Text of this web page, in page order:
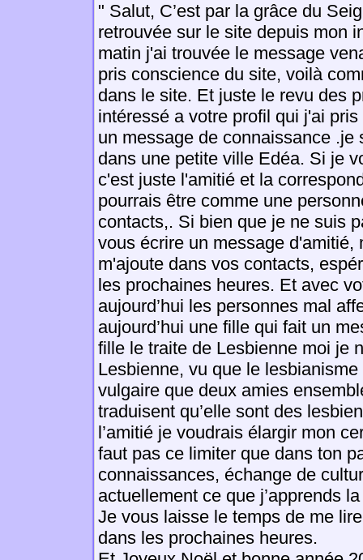
" Salut, C’est par la grâce du
retrouvée sur le site depuis mon
matin j'ai trouvée le message
pris conscience du site, voilà
dans le site. Et juste le revu des
intéressé a votre profil qui j'ai
un message de connaissance .je
dans une petite ville Edéa. Si je
c'est juste l'amitié et la
pourrais être comme une
contacts,. Si bien que je ne suis
vous écrire un message d'amitié,
m'ajoute dans vos contacts,
les prochaines heures. Et avec
aujourd’hui les personnes mal
aujourd’hui une fille qui fait un
fille le traite de Lesbienne moi je
Lesbienne, vu que le
vulgaire que deux amies
traduisent qu’elle sont des
l’amitié je voudrais élargir mon
faut pas ce limiter que dans ton
connaissances, échange de
actuellement ce que j’apprends
Je vous laisse le temps de me
dans les prochaines heures.